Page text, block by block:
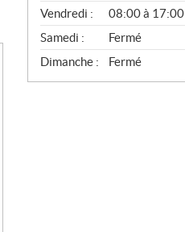
Vendredi :
08:00 à 17:00
Samedi :
Fermé
Dimanche :
Fermé